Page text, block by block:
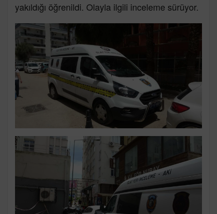
yakıldığı öğrenildi. Olayla ilgili inceleme sürüyor.